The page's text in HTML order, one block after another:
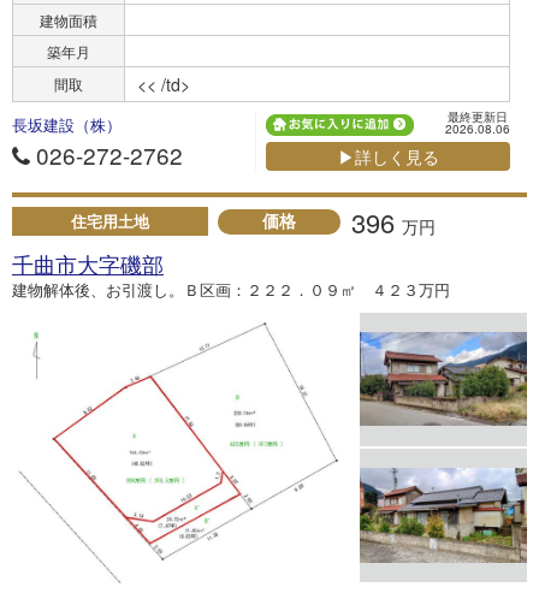
建物面積
築年月
間取
<< /td>
長坂建設（株）
026-272-2762
最終更新日
2026.08.06
▶詳しく見る
住宅用土地 価格 396 万円
千曲市大字磯部
建物解体後、お引渡し。Ｂ区画：２２２．０９㎡ ４２３万円